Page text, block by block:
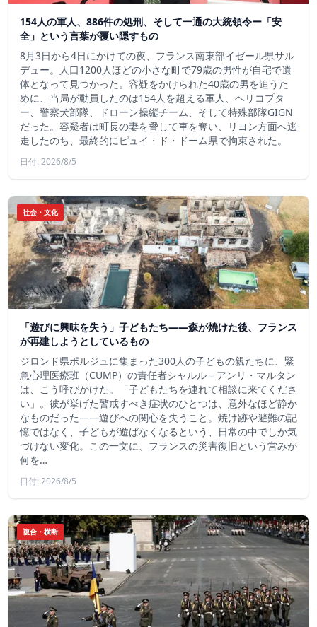
154人の軍人、886件の処刑、そして一通の大統領令ー「安
全」という言葉が覆い隠すもの
8月3日から4日にかけての夜、フランス南東部イゼール県サル
デュー。人口1200人ほどの小さな町で79歳の男性が自宅で遺
体となって見つかった。容疑をかけられた40歳の男を追うた
めに、当局が動員したのは154人を超える軍人、ヘリコプタ
ー、警察犬部隊、ドローン操縦チーム、そして特殊部隊GIGN
だった。容疑者は町長の妻を脅して車を奪い、リヨン方面へ逃
走したのち、最終的にピュイ・ド・ドーム県で拘束された。
日付: 2026/8/5
社会・文化
「遊びに興味を失う」子どもたち——森が焼けた後、フランス
が再建しようとしているもの
ジロンド県ポルジュに集まった300人の子どもの親たちに、緊
急心理医療班（CUMP）の責任者シャルル＝アンリ・マルタン
は、こう呼びかけた。「子どもたちを連れて相談に来てくださ
い」。彼が挙げた警戒すべき症状のひとつは、意外なほど静か
なものだった――遊びへの関心を失うこと。焼け跡や避難の記
憶ではなく、子どもが遊ばなくなるという、日常の中でしか気
づけない変化。この一文に、フランスの災害復旧という営みが
何を…
日付: 2026/8/5
複合・横断